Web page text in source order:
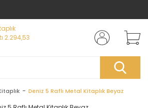
Deniz 5 Raflı Metal Kitaplık Beyaz